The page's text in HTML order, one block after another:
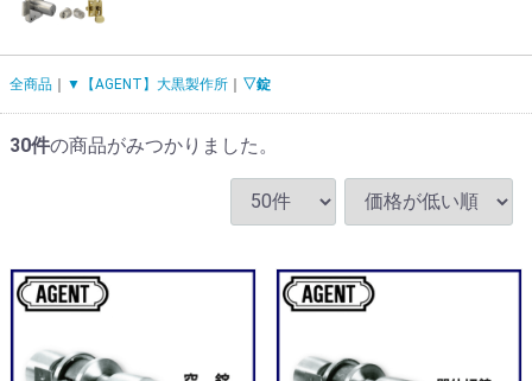
全商品 ▼【AGENT】大黒製作所 ▽錠
30件の商品がみつかりました。